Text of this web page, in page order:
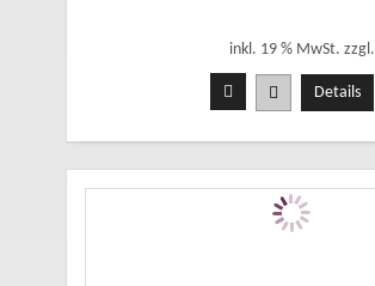
inkl. 19 % MwSt. zzgl.
Details